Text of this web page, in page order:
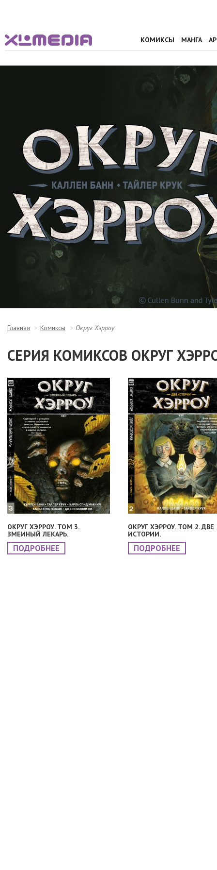
КОМИКСЫ МАНГА
Главная Комиксы Округ Хэрроу
СЕРИЯ КОМИКСОВ ОКРУГ
ОКРУГ ХЭРРОУ. ТОМ 3.
ЗМЕИНЫЙ ЛЕКАРЬ.
ПОДРОБНЕЕ
ОКРУГ ХЭРРОУ. ТОМ 2. ДВЕ
ИСТОРИИ.
ПОДРОБНЕЕ